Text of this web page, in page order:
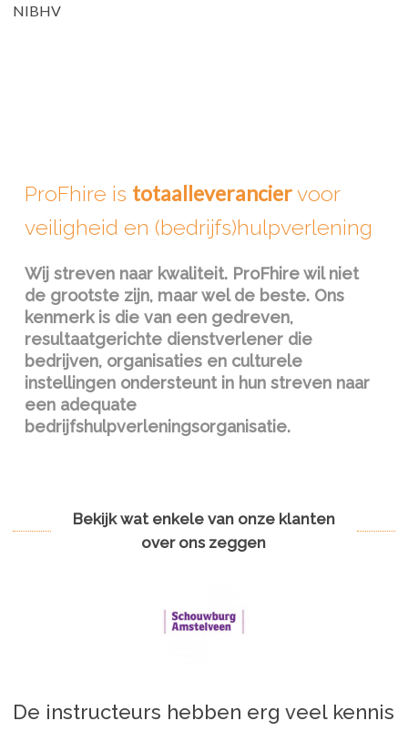
NIBHV
ProFhire is totaalleveranciervoor
veiligheid en (bedrijfs)hulpverlening
Wij streven naar kwaliteit. ProFhire wil niet
de grootste zijn, maar wel de beste. Ons
kenmerk is die van een gedreven,
resultaatgerichte dienstverlener die
bedrijven, organisaties en culturele
instellingen ondersteunt in hun streven naar
een adequate
bedrijfshulpverleningsorganisatie.
Bekijk wat enkele van onze klanten
over ons zeggen
De instructeurs hebben erg veel kennis